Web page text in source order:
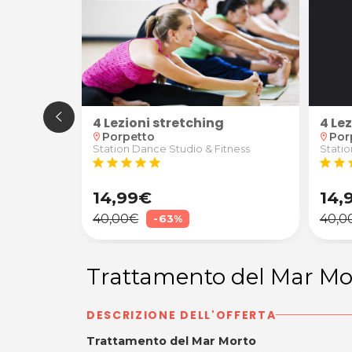
di Strada
di Danza Orientale o American Line Dance per
4 Lezioni stretching
location_on Porpetto
Station Dance Studio & Fitness
star star star star star
14,99€
40,00€ -63%
4
location_on
star star
Trattamento del Mar
DESCRIZIONE DELL'OFFERTA
Trattamento del Mar Morto